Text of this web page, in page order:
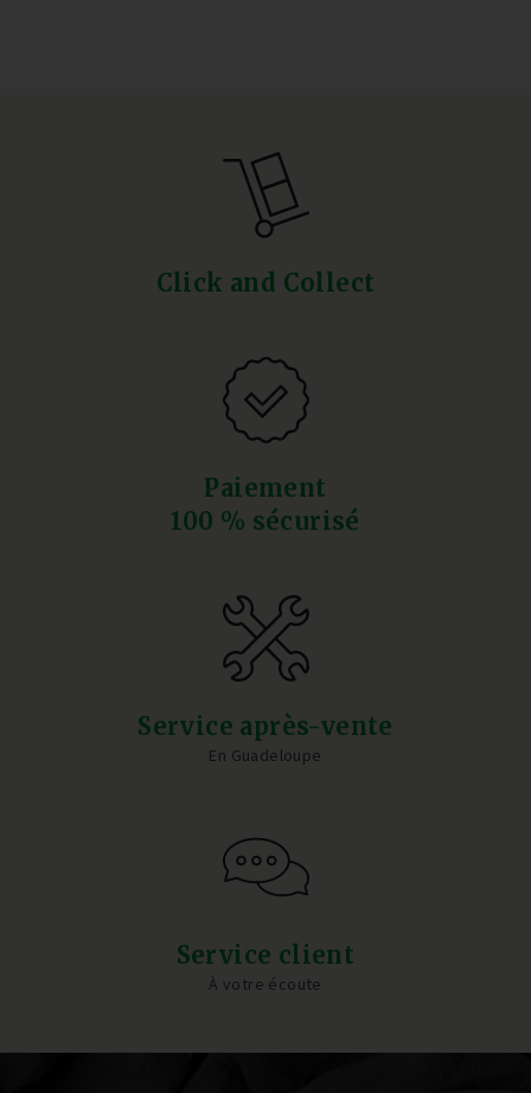
Click and Collect
Paiement
100 % sécurisé
Service après-vente
En Guadeloupe
Service client
À votre écoute